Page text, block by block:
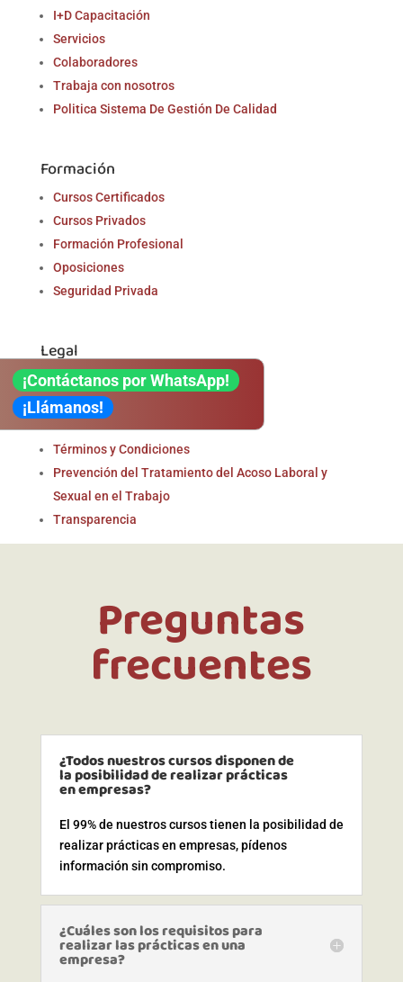
I+D Capacitación
Servicios
Colaboradores
Trabaja con nosotros
Politica Sistema De Gestión De Calidad
Formación
Cursos Certificados
Cursos Privados
Formación Profesional
Oposiciones
Seguridad Privada
Legal
Aviso Legal
Política de Privacidad
Política de Cookies
Términos y Condiciones
Prevención del Tratamiento del Acoso Laboral y
Sexual en el Trabajo
Transparencia
Preguntas
frecuentes
¿Todos nuestros cursos disponen de
la posibilidad de realizar prácticas
en empresas?
El 99% de nuestros cursos tienen la posibilidad de
realizar prácticas en empresas, pídenos
información sin compromiso.
¿Cuáles son los requisitos para
realizar las prácticas en una
empresa?
¡Contáctanos por WhatsApp!
¡Llámanos!